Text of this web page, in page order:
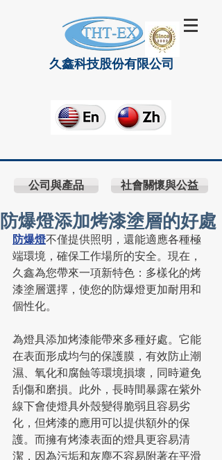
久鑫科技股份有限公司
公司與產品 社會關懷與公益
防爆燈添加烤漆塗層的好處
防爆燈不僅提供照明，還能適應各種極
端環境，確保工作場所的安全。現在，
久鑫為您帶來一項新特色：多樣化的烤
漆塗層選擇，使您的防爆燈更加耐用和
個性化。
為燈具添加烤漆能帶來多種好處。它能
在表面形成均勻的保護膜，有效防止潮
濕、氧化和腐蝕等環境損壞，同時避免
刮傷和磨損。此外，長時間暴露在紫外
線下會使燈具外殼變得脆弱且容易劣
化，但烤漆的應用可以提供額外的保
護。而擁有烤漆表面的燈具更容易清
潔，因為污垢和灰塵不容易附著在平滑